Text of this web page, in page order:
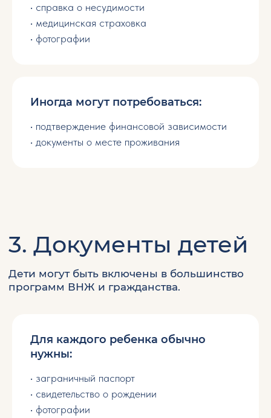
• справка о несудимости
• медицинская страховка
• фотографии
Иногда могут потребоваться:
• подтверждение финансовой зависимости
• документы о месте проживания
Для каждого ребенка обычно
нужны:
• заграничный паспорт
• свидетельство о рождении
• фотографии
4. Документы, которые
почти всегда требуют